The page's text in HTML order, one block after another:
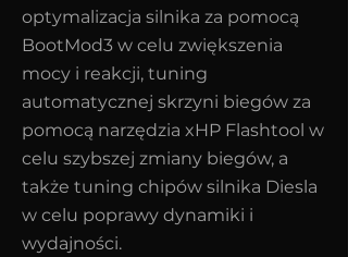
optymalizacja silnika za pomocą
BootMod3 w celu zwiększenia
mocy i reakcji, tuning
automatycznej skrzyni biegów za
pomocą narzędzia xHP Flashtool w
celu szybszej zmiany biegów, a
także tuning chipów silnika Diesla
w celu poprawy dynamiki i
wydajności.